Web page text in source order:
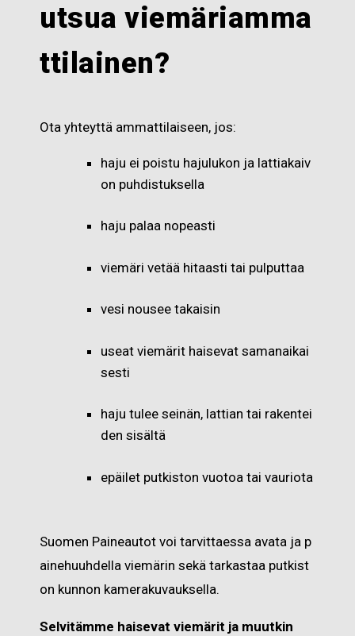
utsua viemäriamma
ttilainen?
Ota yhteyttä ammattilaiseen, jos:
haju ei poistu hajulukon ja lattiakaiv
on puhdistuksella
haju palaa nopeasti
viemäri vetää hitaasti tai pulputtaa
vesi nousee takaisin
useat viemärit haisevat samanaikai
sesti
haju tulee seinän, lattian tai rakentei
den sisältä
epäilet putkiston vuotoa tai vauriota
Suomen Paineautot voi tarvittaessa avata ja p
ainehuuhdella viemärin sekä tarkastaa putkist
on kunnon kamerakuvauksella.
Selvitämme haisevat viemärit ja muutkin